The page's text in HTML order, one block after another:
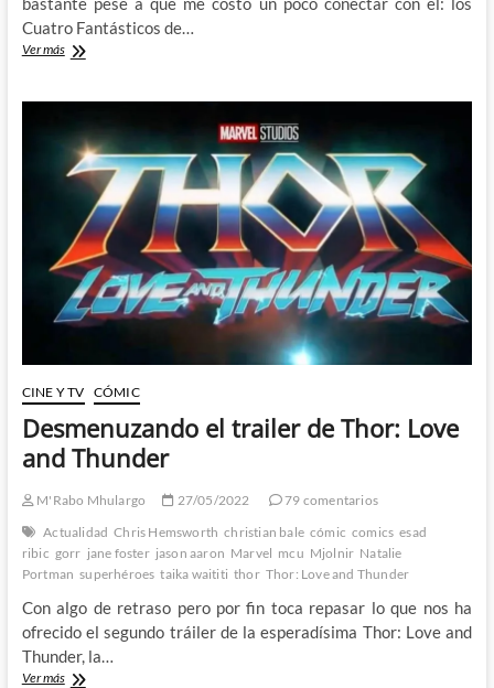
Cuatro Fantásticos de…
Ver másMr.
los
vampiros
tiene
sentido.
CINE Y TV CÓMIC
Desmenuzando el trailer de Thor: Love
and Thunder
M'Rabo Mhulargo 27/05/2022
79 comentarios
Actualidad Chris Hemsworth christian bale cómic comics esad
ribic gorr jane foster jason aaron Marvel mcu Mjolnir Natalie
Portman superhéroes taika waititi thor Thor: Love and Thunder
Con algo de retraso pero por fin toca repasar lo que nos ha
ofrecido el segundo tráiler de la esperadísima Thor: Love and
Thunder, la…
Ver másDesmenuzando